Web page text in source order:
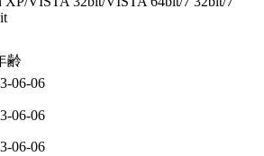
齢
06-06
06-06
06-06